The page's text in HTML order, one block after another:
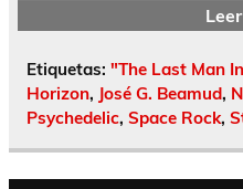
Etiquetas: "The Last Man
Horizon, José G. Beamud,
Psychedelic, Space Rock,